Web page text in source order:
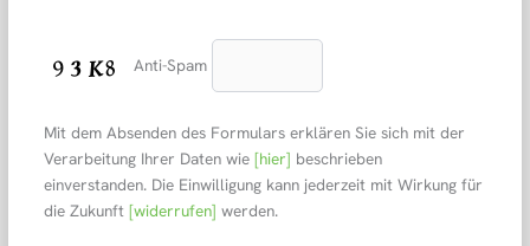
Anti-Spam
Mit dem Absenden des Formulars erklären Sie sich mit der
Verarbeitung Ihrer Daten wie [hier] beschrieben
einverstanden. Die Einwilligung kann jederzeit mit Wirkung für
die Zukunft [widerrufen] werden.